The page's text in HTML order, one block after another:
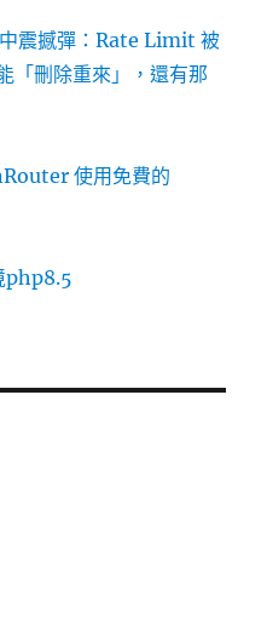
震撼彈：Rate Limit 被
「刪除重來」，還有那
使用免費的
php8.5